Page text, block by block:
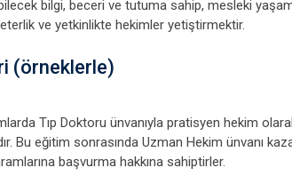
bilgi, beceri ve tutuma sahip, mesleki
ve yetkinlikte hekimler yetiştirmektir.
(örneklerle)
Tıp Doktoru ünvanıyla pratisyen hekim
Bu eğitim sonrasında Uzman Hekim ünvanı
başvurma hakkına sahiptirler.